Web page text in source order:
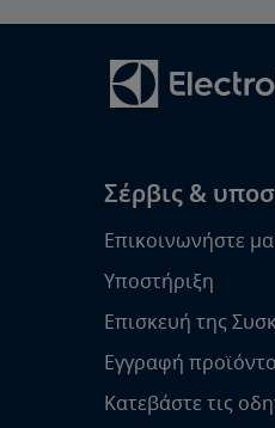
Σέρβις &
Επικοινωνήστε
Υποστήριξη
Επισκευή της
Εγγραφή
Κατεβάστε τις